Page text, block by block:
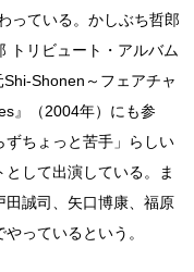
っている。かしぶち哲郎
トリビュート・アルバム
Shonen～フェアチャ
』（2004年）にも参
ずちょっと苦手」らしい
して出演している。ま
田誠司、矢口博康、福原
っているという。